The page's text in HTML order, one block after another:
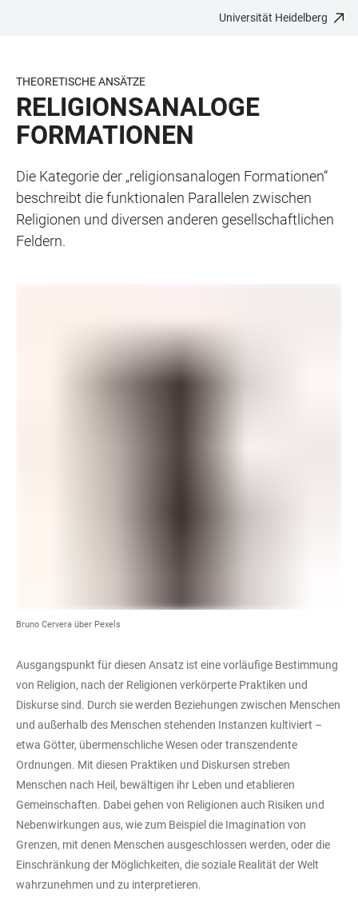
BARRIEREFREIHEIT
Universität Heidelberg
THEORETISCHE ANSÄTZE
RELIGIONSANALOGE
FORMATIONEN
Die Kategorie der „religionsanalogen Formationen“
beschreibt die funktionalen Parallelen zwischen
Religionen und diversen anderen gesellschaftlichen
Feldern.
Bruno Cervera über Pexels
Ausgangspunkt für diesen Ansatz ist eine vorläufige Bestimmung
von Religion, nach der Religionen verkörperte Praktiken und
Diskurse sind. Durch sie werden Beziehungen zwischen Menschen
und außerhalb des Menschen stehenden Instanzen kultiviert –
etwa Götter, übermenschliche Wesen oder transzendente
Ordnungen. Mit diesen Praktiken und Diskursen streben
Menschen nach Heil, bewältigen ihr Leben und etablieren
Gemeinschaften. Dabei gehen von Religionen auch Risiken und
Nebenwirkungen aus, wie zum Beispiel die Imagination von
Grenzen, mit denen Menschen ausgeschlossen werden, oder die
Einschränkung der Möglichkeiten, die soziale Realität der Welt
wahrzunehmen und zu interpretieren.